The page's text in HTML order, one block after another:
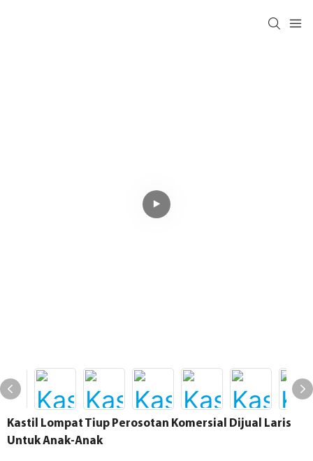
Kastil Lompat Tiup Perosotan Komersial Dijual Laris
Untuk Anak-Anak